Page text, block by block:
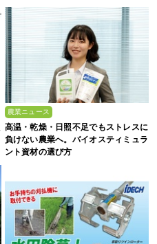
農業ニュース
高温・乾燥・日照不足でもストレスに
負けない農業へ。バイオスティミュラ
ント資材の選び方